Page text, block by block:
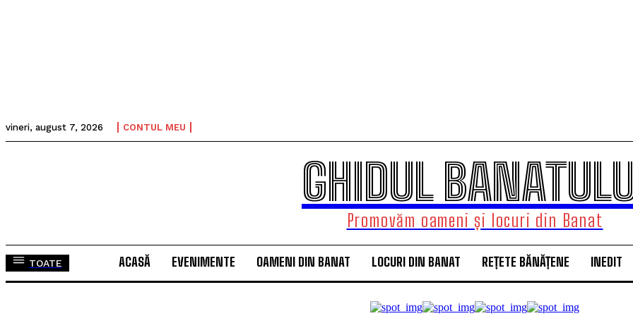
vineri, august 7, 2026 CONTUL MEU
GHIDUL
Promovăm oameni și locuri din Banat
TOATE ACASĂ EVENIMENTE OAMENI DIN BANAT LOCURI DIN BANAT REȚETE BĂNĂȚENE INEDIT